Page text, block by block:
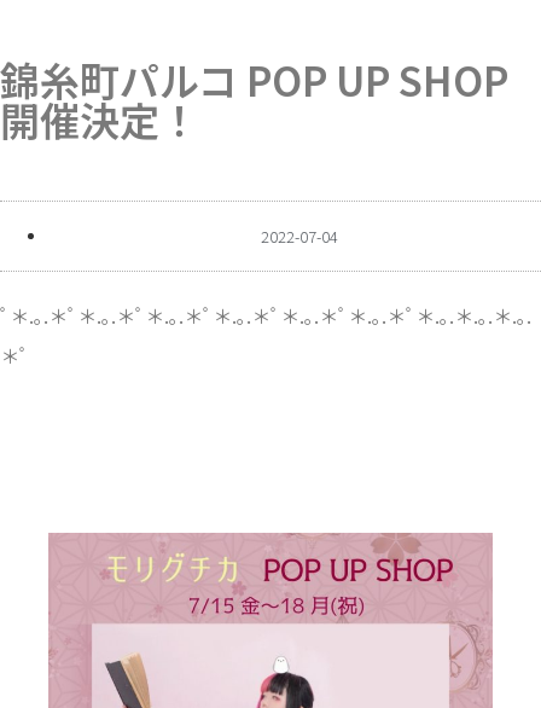
錦糸町パルコ POP UP SHOP
開催決定！
2022-07-04
ﾟ＊.｡.＊ﾟ＊.｡.＊ﾟ＊.｡.＊ﾟ＊.｡.＊ﾟ＊.｡.＊ﾟ＊.｡.＊ﾟ＊.｡.＊.｡.＊.｡.
＊ﾟ